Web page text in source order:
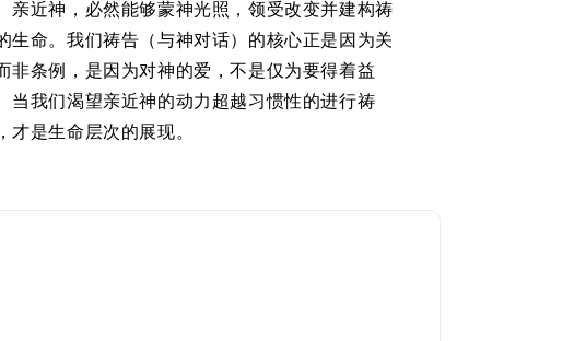
亲近神，必然能够蒙神光照，领受改变并建构祷
生命。我们祷告（与神对话）的核心正是因为关
非条例，是因为对神的爱，不是仅为要得着益
当我们渴望亲近神的动力超越习惯性的进行祷
才是生命层次的展现。